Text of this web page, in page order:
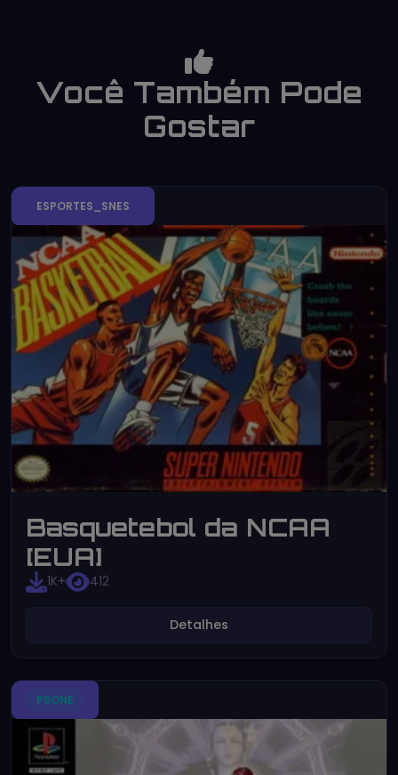
Você Também Pode
Gostar
ESPORTES_SNES
Basquetebol da NCAA
[EUA]
1K+ 412
Detalhes
PSONE